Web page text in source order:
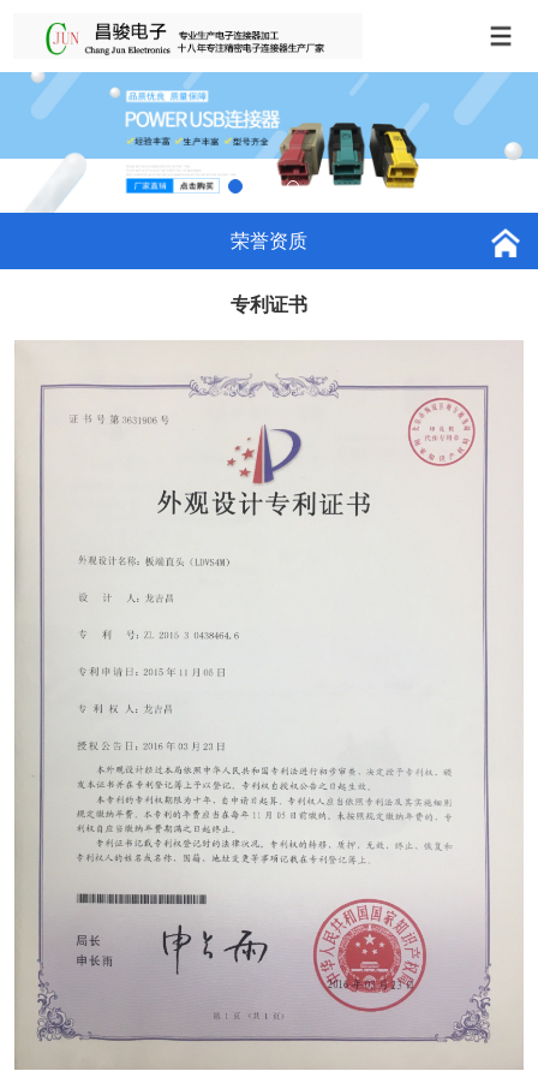
荣誉资质
专利证书